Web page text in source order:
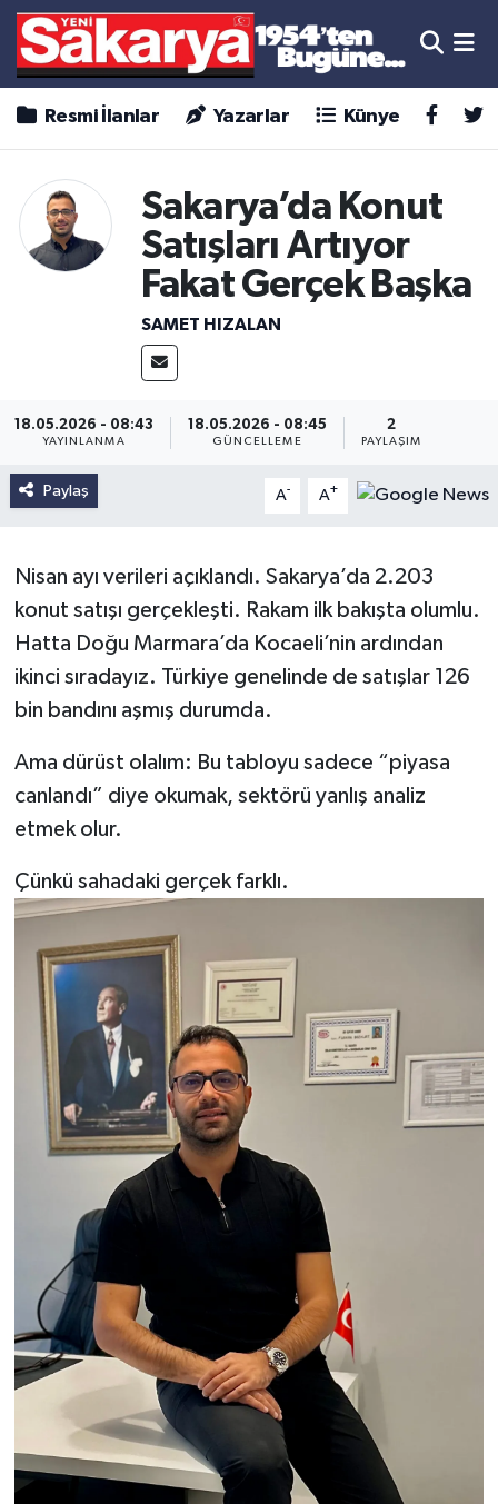
Resmi İlanlar Yazarlar Künye
Sakarya’da Konut
Satışları Artıyor
Fakat Gerçek Başka
SAMET HIZALAN
18.05.2026 - 08:43
YAYINLANMA
18.05.2026 - 08:45
GÜNCELLEME
2
PAYLAŞIM
Paylaş A- A+
Nisan ayı verileri açıklandı. Sakarya’da 2.203
konut satışı gerçekleşti. Rakam ilk bakışta olumlu.
Hatta Doğu Marmara’da Kocaeli’nin ardından
ikinci sıradayız. Türkiye genelinde de satışlar 126
bin bandını aşmış durumda.
Ama dürüst olalım: Bu tabloyu sadece “piyasa
canlandı” diye okumak, sektörü yanlış analiz
etmek olur.
Çünkü sahadaki gerçek farklı.